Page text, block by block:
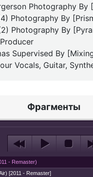
Photography By
Photography By
Photography By
Supervised By
Vocals, Guitar,
Фрагменты
- Remaster)
[2011 - Remaster]